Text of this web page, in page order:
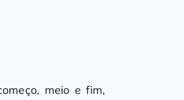
meio e fim,